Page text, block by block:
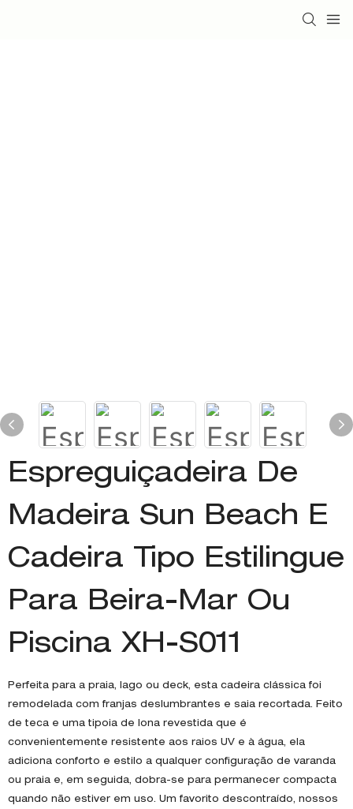
Espreguiçadeira De
Madeira Sun Beach E
Cadeira Tipo Estilingue
Para Beira-Mar Ou
Piscina XH-S011
Perfeita para a praia, lago ou deck, esta cadeira clássica foi
remodelada com franjas deslumbrantes e saia recortada. Feito
de teca e uma tipoia de lona revestida que é
convenientemente resistente aos raios UV e à água, ela
adiciona conforto e estilo a qualquer configuração de varanda
ou praia e, em seguida, dobra-se para permanecer compacta
quando não estiver em uso. Um favorito descontraído, nossos